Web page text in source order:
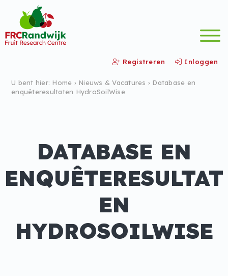
Registreren Inloggen
U bent hier: Home › Nieuws &Vacatures › Database en
enquêteresultaten HydroSoilWise
DATABASE EN
ENQUÊTERESULTAT
EN
HYDROSOILWISE